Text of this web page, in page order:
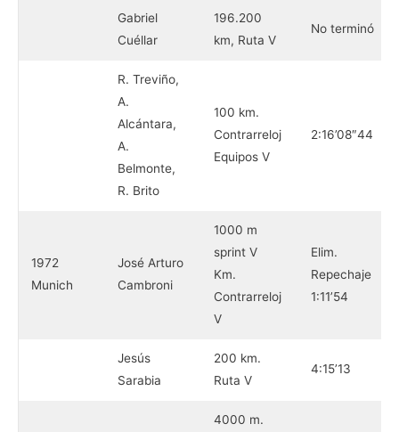
Gabriel
Cuéllar
196.200
km, Ruta V
No terminó
R. Treviño,
A.
Alcántara,
A.
Belmonte,
R. Brito
100 km.
Contrarreloj
Equipos V
2:16’08″44
1972
Munich
José Arturo
Cambroni
1000 m
sprint V
Km.
Contrarreloj
V
Elim.
Repechaje
1:11’54
Jesús
Sarabia
200 km.
Ruta V
4:15’13
4000 m.